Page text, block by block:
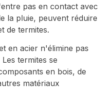
pas en contact avec
la pluie, peuvent réduire
de termites.
en acier n'élimine pas
termites se
en bois, de
matériaux